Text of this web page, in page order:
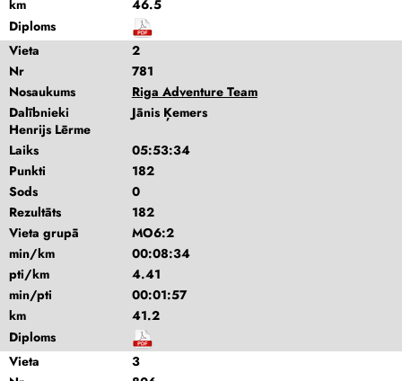
km
46.5
Diploms
Vieta
2
Nr
781
Nosaukums
Riga Adventure Team
Dalībnieki
Jānis Ķemers
Henrijs Lērme
Laiks
05:53:34
Punkti
182
Sods
0
Rezultāts
182
Vieta grupā
MO6:2
min/km
00:08:34
pti/km
4.41
min/pti
00:01:57
km
41.2
Diploms
Vieta
3